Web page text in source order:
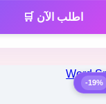
اطلب الآن 🛒
-19%